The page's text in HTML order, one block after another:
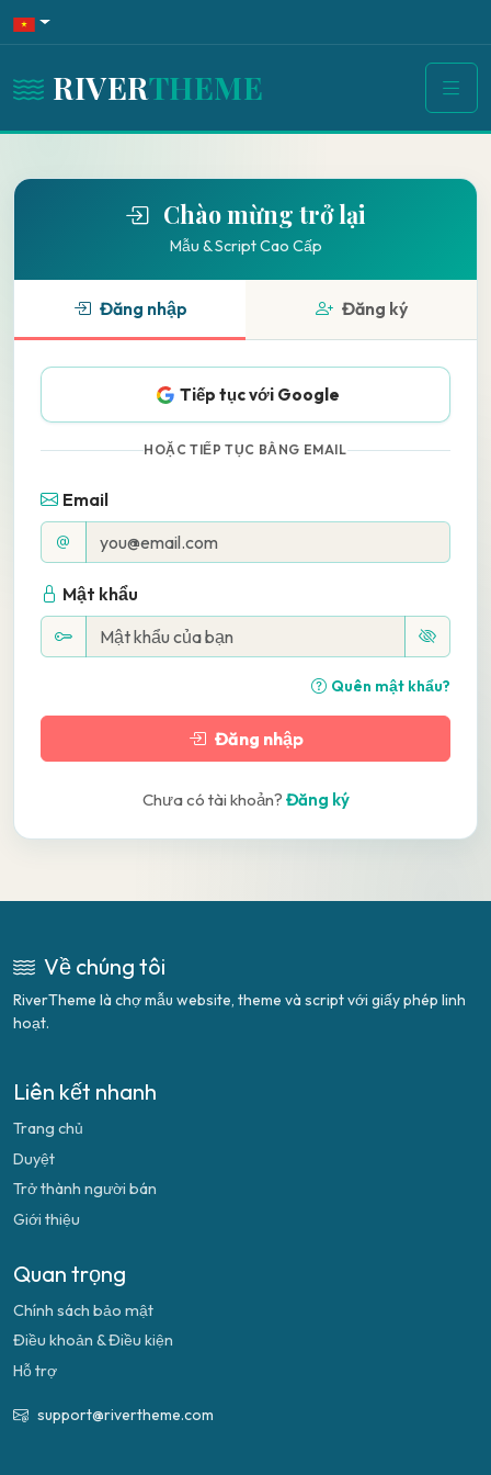
RIVERTHEME
Chào mừng trở lại
Mẫu & Script Cao Cấp
Đăng nhập Đăng ký
Tiếp tục với Google
HOẶC TIẾP TỤC BẰNG EMAIL
Email
Mật khẩu
Quên mật khẩu?
Đăng nhập
Chưa có tài khoản? Đăng ký
Về chúng tôi
RiverTheme là chợ mẫu website, theme và script với giấy phép linh
hoạt.
Liên kết nhanh
Trang chủ
Duyệt
Trở thành người bán
Giới thiệu
Quan trọng
Chính sách bảo mật
Điều khoản & Điều kiện
Hỗ trợ
support@rivertheme.com